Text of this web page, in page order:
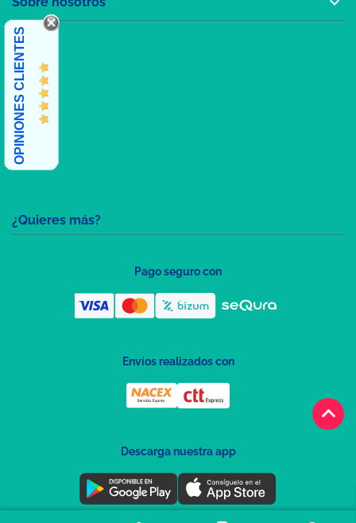
keyboard_arrow_up
¿Quieres más?
OPINIONES CLIENTES
Pago seguro con
Envíos realizados con
Descarga nuestra app